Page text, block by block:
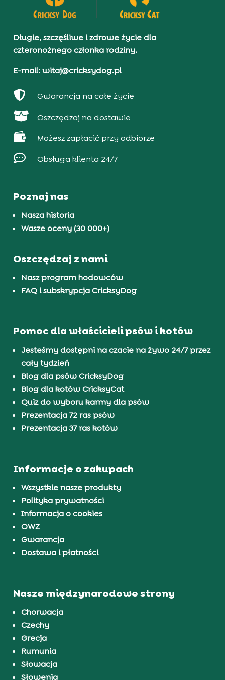
Długie, szczęśliwe i zdrowe życie dla
czteronożnego członka rodziny.
E-mail: witaj@cricksydog.pl
 Gwarancja na całe życie
 Oszczędzaj na dostawie
 Możesz zapłacić przy odbiorze
 Obsługa klienta 24/7
Poznaj nas
Nasza historia
Wasze oceny (30 000+)
Oszczędzaj z nami
Nasz program hodowców
FAQ i subskrypcja CricksyDog
Pomoc dla właścicieli psów i kotów
Jesteśmy dostępni na czacie na żywo 24/7 przez
cały tydzień
Blog dla psów CricksyDog
Blog dla kotów CricksyCat
Quiz do wyboru karmy dla psów
Prezentacja 72 ras psów
Prezentacja 37 ras kotów
Informacje o zakupach
Wszystkie nasze produkty
Polityka prywatności
Informacja o cookies
OWZ
Gwarancja
Dostawa i płatności
Nasze międzynarodowe strony
Chorwacja
Czechy
Grecja
Rumunia
Słowacja
Słowenia